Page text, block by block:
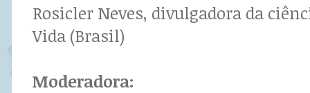
Rosicler Neves, divulgadora da
Vida (Brasil)
Moderadora: